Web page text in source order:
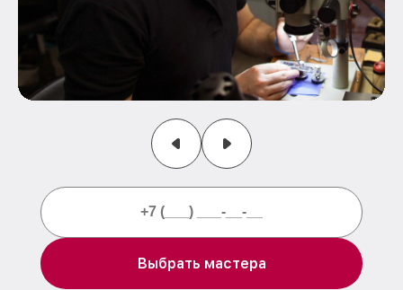
Выбрать мастера